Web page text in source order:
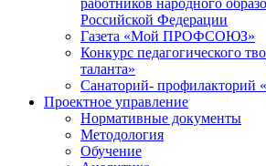
работников народного
Российской Федерации
Газета «Мой ПРОФСОЮЗ»
Конкурс педагогического
таланта»
Санаторий-
Проектное управление
Нормативные документы
Методология
Обучение